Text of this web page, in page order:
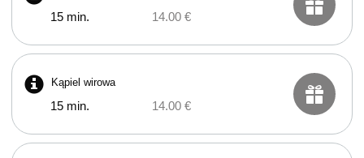
15 min. 14.00 €
Kąpiel wirowa
15 min. 14.00 €